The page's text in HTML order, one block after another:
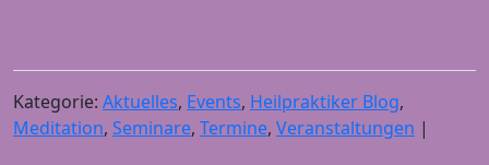
Kategorie: Aktuelles, Events, Heilpraktiker Blog,
Meditation, Seminare, Termine, Veranstaltungen |